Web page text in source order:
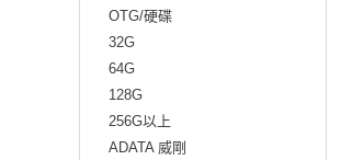
OTG/硬碟
32G
64G
128G
256G以上
ADATA 威剛